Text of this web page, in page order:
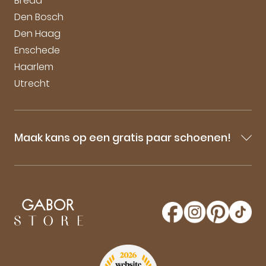
Den Bosch
Den Haag
Enschede
Haarlem
Utrecht
Maak kans op een gratis paar schoenen!
Blijf op de hoogte van onze sale-aankondigingen,
maak kans op een gratis paar Gabor schoenen!